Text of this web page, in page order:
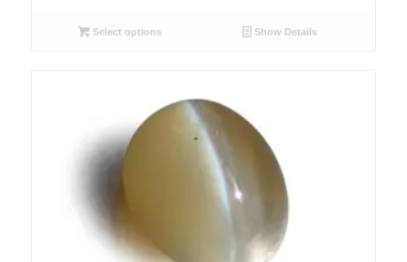
Select options Show Details